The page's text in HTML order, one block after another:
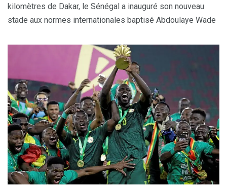
kilomètres de Dakar, le Sénégal a inauguré son nouveau
stade aux normes internationales baptisé Abdoulaye Wade